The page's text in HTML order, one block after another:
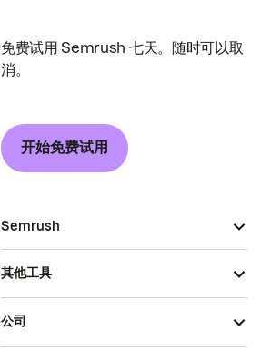
免费试用 Semrush 七天。随时可以取
消。
开始免费试用
Semrush
其他工具
公司